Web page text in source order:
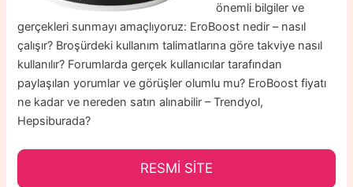
önemli bilgiler ve
gerçekleri sunmayı amaçlıyoruz: EroBoost nedir – nasıl
çalışır? Broşürdeki kullanım talimatlarına göre takviye nasıl
kullanılır? Forumlarda gerçek kullanıcılar tarafından
paylaşılan yorumlar ve görüşler olumlu mu? EroBoost fiyatı
ne kadar ve nereden satın alınabilir – Trendyol,
Hepsiburada?
RESMİ SİTE